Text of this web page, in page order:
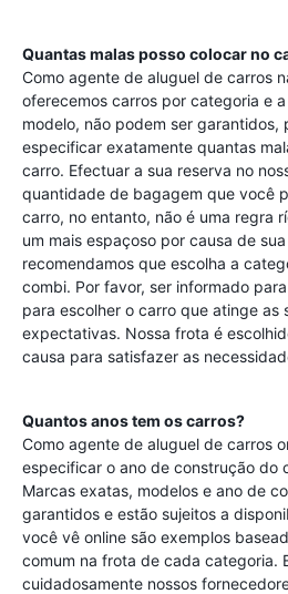
Quantas malas posso colocar no
Como agente de aluguel de carros
oferecemos carros por categoria e
modelo, não podem ser garantidos,
especificar exatamente quantas
carro. Efectuar a sua reserva no
quantidade de bagagem que você
carro, no entanto, não é uma regra
um mais espaçoso por causa de
recomendamos que escolha a
combi. Por favor, ser informado
para escolher o carro que atinge as
expectativas. Nossa frota é
causa para satisfazer as
Quantos anos tem os carros?
Como agente de aluguel de carros
especificar o ano de construção do
Marcas exatas, modelos e ano de
garantidos e estão sujeitos a
você vê online são exemplos
comum na frota de cada categoria.
cuidadosamente nossos